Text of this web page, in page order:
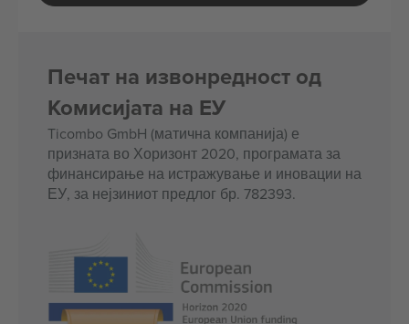
Печат на извонредност од
Комисијата на ЕУ
Ticombo GmbH (матична компанија) е
призната во Хоризонт 2020, програмата за
финансирање на истражување и иновации на
ЕУ, за нејзиниот предлог бр. 782393.